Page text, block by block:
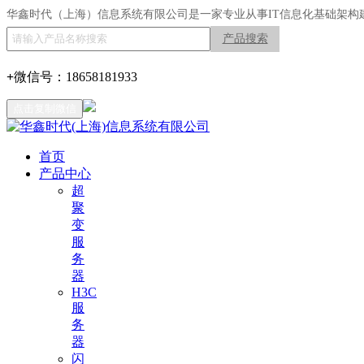
华鑫时代（上海）信息系统有限公司是一家专业从事IT信息化基础架构
产品搜索
+微信号： 18658181933
首页
产品中心
超
聚
变
服
务
器
H3C
服
务
器
闪